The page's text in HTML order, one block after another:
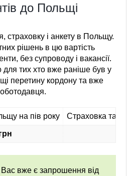
до Польщі
страховку і анкету в Польщу.
рішень в цю вартість
без супроводу і вакансії.
для тих хто вже раніше був у
перетину кордону та вже
на пів року Страховка та
вже є запрошення від